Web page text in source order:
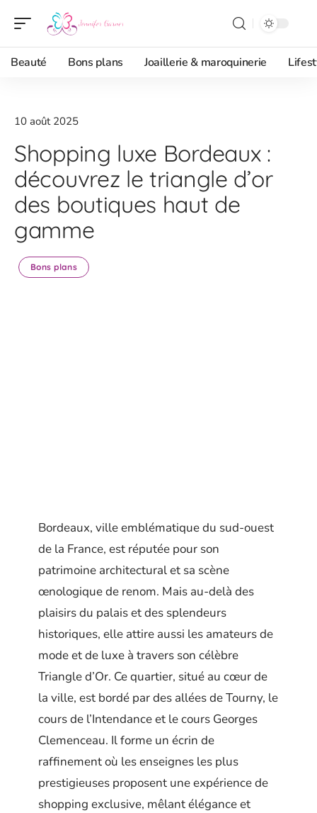
Beauté Bons plans Joaillerie & maroquinerie
10 août 2025
Shopping luxe Bordeaux :
découvrez le triangle d’or
des boutiques haut de
gamme
Bons plans
Bordeaux, ville emblématique du sud-ouest
de la France, est réputée pour son
patrimoine architectural et sa scène
œnologique de renom. Mais au-delà des
plaisirs du palais et des splendeurs
historiques, elle attire aussi les amateurs de
mode et de luxe à travers son célèbre
Triangle d’Or. Ce quartier, situé au cœur de
la ville, est bordé par des allées de Tourny, le
cours de l’Intendance et le cours Georges
Clemenceau. Il forme un écrin de
raffinement où les enseignes les plus
prestigieuses proposent une expérience de
shopping exclusive, mêlant élégance et